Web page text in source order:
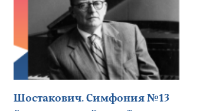
Шостакович. Симфония №13